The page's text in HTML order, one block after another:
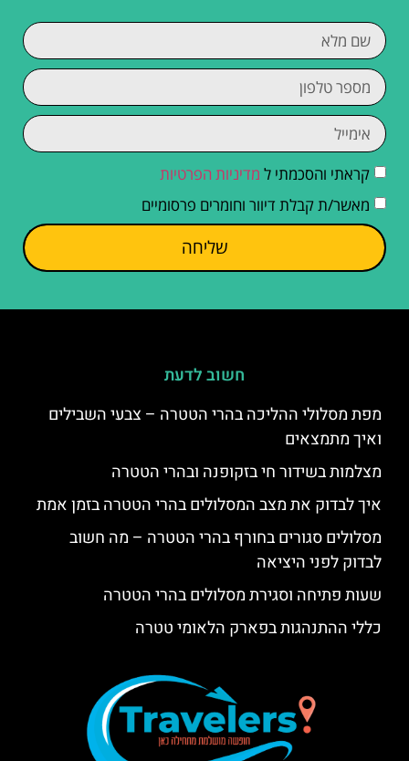
קראתי והסכמתי ל מדיניות הפרטיות
מאשר/ת קבלת דיוור וחומרים פרסומיים
שליחה
חשוב לדעת
מפת מסלולי ההליכה בהרי הטטרה – צבעי השבילים
ואיך מתמצאים
מצלמות בשידור חי בזקופנה ובהרי הטטרה
איך לבדוק את מצב המסלולים בהרי הטטרה בזמן אמת
מסלולים סגורים בחורף בהרי הטטרה – מה חשוב
לבדוק לפני היציאה
שעות פתיחה וסגירת מסלולים בהרי הטטרה
כללי ההתנהגות בפארק הלאומי טטרה